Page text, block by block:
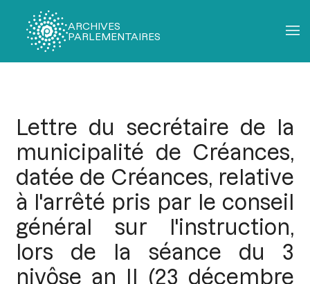
ARCHIVES
PARLEMENTAIRES
Lettre du secrétaire de la
municipalité de Créances,
datée de Créances, relative
à l'arrêté pris par le conseil
général sur l'instruction,
lors de la séance du 3
nivôse an II (23 décembre